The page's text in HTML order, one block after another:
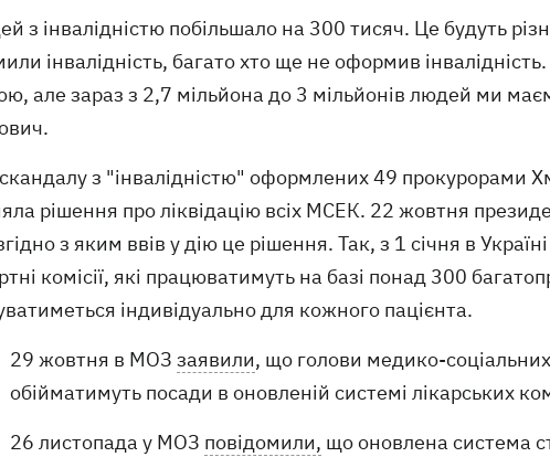
з інвалідністю побільшало на 300 тисяч. Це будуть
інвалідність, багато хто ще не оформив
але зараз з 2,7 мільйона до 3 мільйонів людей ми
з "інвалідністю" оформлених 49 прокурорами
рішення про ліквідацію всіх МСЕК. 22 жовтня
з яким ввів у дію це рішення. Так, з 1 січня в
комісії, які працюватимуть на базі понад 300
індивідуально для кожного пацієнта.
29 жовтня в МОЗ заявили, що голови медико-
обійматимуть посади в оновленій системі лікарських
26 листопада у МОЗ повідомили, що оновлена ​​система